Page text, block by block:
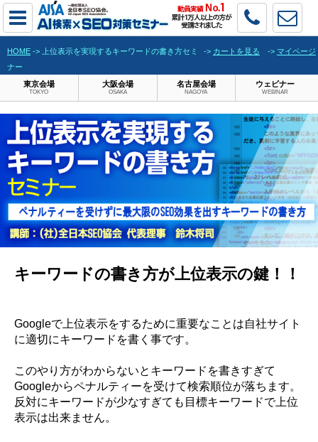
HOME -> 上位表示を実現するキーワードの書き方セミ
ナー
-> カートを見る -> マイページ
東京会場
TOKYO
大阪会場
OSAKA
名古屋会場
NAGOYA
ウェビナー
WEBINAR
キーワードの書き方が上位表示の鍵！！
Googleで上位表示をするために重要なことは自社サイト
に適切にキーワードを書く事です。
このやり方がわからないとキーワードを書きすぎて
Googleからペナルティーを受けて検索順位が落ちます。
反対にキーワードが少なすぎても目標キーワードで上位
表示は出来ません。